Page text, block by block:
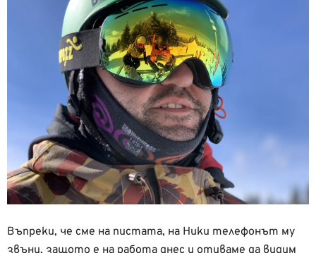
Въпреки, че сме на пистата, на Ники телефонът му